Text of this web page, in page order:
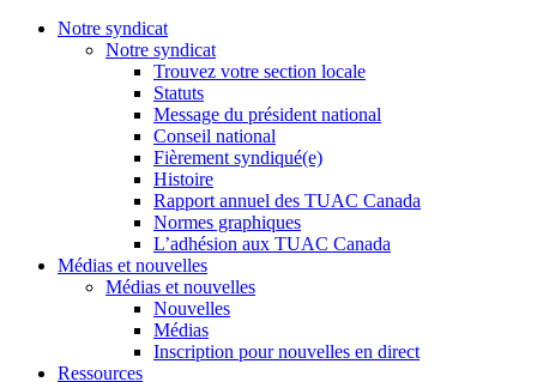
Notre syndicat
Notre syndicat
Trouvez votre section locale
Statuts
Message du président national
Conseil national
Fièrement syndiqué(e)
Histoire
Rapport annuel des TUAC Canada
Normes graphiques
L’adhésion aux TUAC Canada
Médias et nouvelles
Médias et nouvelles
Nouvelles
Médias
Inscription pour nouvelles en direct
Ressources